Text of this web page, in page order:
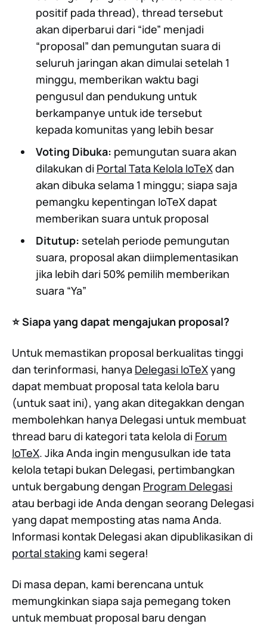
positif pada thread), thread tersebut
akan diperbarui dari “ide” menjadi
“proposal” dan pemungutan suara di
seluruh jaringan akan dimulai setelah 1
minggu, memberikan waktu bagi
pengusul dan pendukung untuk
berkampanye untuk ide tersebut
kepada komunitas yang lebih besar
Voting Dibuka: pemungutan suara akan
dilakukan di Portal Tata Kelola IoTeXdan
akan dibuka selama 1 minggu; siapa saja
pemangku kepentingan IoTeX dapat
memberikan suara untuk proposal
Ditutup: setelah periode pemungutan
suara, proposal akan diimplementasikan
jika lebih dari 50% pemilih memberikan
suara “Ya”
⭐️ Siapa yang dapat mengajukan proposal?
Untuk memastikan proposal berkualitas tinggi
dan terinformasi, hanya Delegasi IoTeXyang
dapat membuat proposal tata kelola baru
(untuk saat ini), yang akan ditegakkan dengan
membolehkan hanya Delegasi untuk membuat
thread baru di kategori tata kelola di Forum
IoTeX. Jika Anda ingin mengusulkan ide tata
kelola tetapi bukan Delegasi, pertimbangkan
untuk bergabung dengan Program Delegasi
atau berbagi ide Anda dengan seorang Delegasi
yang dapat memposting atas nama Anda.
Informasi kontak Delegasi akan dipublikasikan di
portal staking kami segera!
Di masa depan, kami berencana untuk
memungkinkan siapa saja pemegang token
untuk membuat proposal baru dengan